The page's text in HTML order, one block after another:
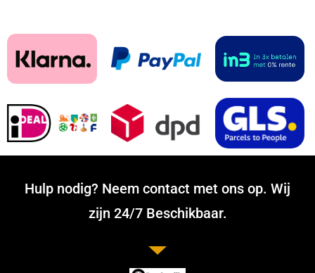
Hulp nodig? Neem contact met ons op. Wij
zijn 24/7 Beschikbaar.